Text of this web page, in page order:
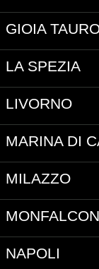
GIOIA
LA SPEZIA
LIVORNO
MARINA DI
MILAZZO
NAPOLI